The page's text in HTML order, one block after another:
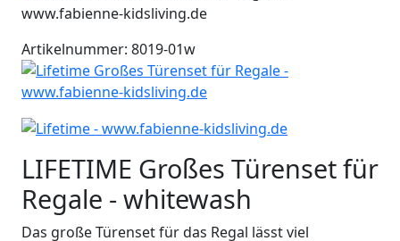
Artikelnummer: 8019-01w
LIFETIME Großes Türenset für
Regale - whitewash
Das große Türenset für das Regal lässt viel